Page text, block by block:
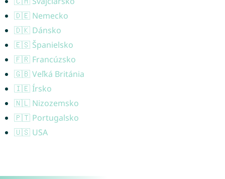
🇩🇪 Nemecko
🇩🇰 Dánsko
🇪🇸 Španielsko
🇫🇷 Francúzsko
🇬🇧 Veľká Británia
🇮🇪 Írsko
🇳🇱 Nizozemsko
🇵🇹 Portugalsko
🇺🇸 USA